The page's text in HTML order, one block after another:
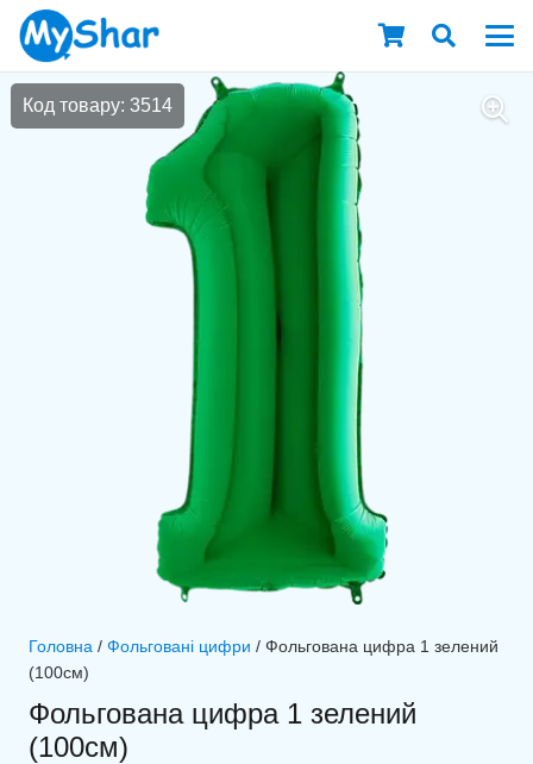
Код товару: 3514
Головна / Фольговані цифри / Фольгована цифра 1 зелений
(100см)
Фольгована цифра 1 зелений
(100см)